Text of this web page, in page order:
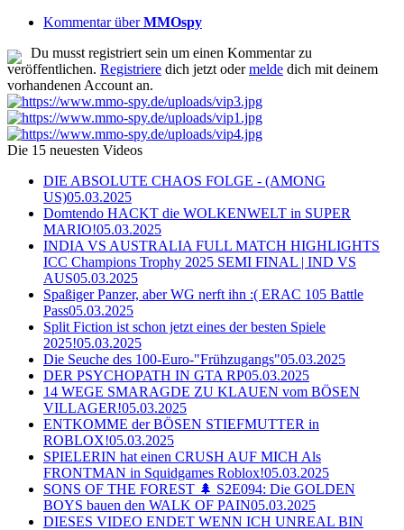
Kommentar überMMOspy
Du musst registriert sein um einen Kommentar zu
veröffentlichen. Registriere dich jetzt odermelde dich mit deinem
vorhandenen Account an.
Die 15 neuesten Videos
DIE ABSOLUTE CHAOS FOLGE - (AMONG
US)05.03.2025
Domtendo HACKT die WOLKENWELT in SUPER
MARIO!05.03.2025
INDIA VS AUSTRALIA FULL MATCH HIGHLIGHTS
ICC Champions Trophy 2025 SEMI FINAL | IND VS
AUS05.03.2025
Spaßiger Panzer, aber WG nerft ihn :( ERAC 105 Battle
Pass05.03.2025
Split Fiction ist schon jetzt eines der besten Spiele
2025!05.03.2025
Die Seuche des 100-Euro-"Frühzugangs"05.03.2025
DER PSYCHOPATH IN GTA RP05.03.2025
14 WEGE SMARAGDE ZU KLAUEN vom BÖSEN
VILLAGER!05.03.2025
ENTKOMME der BÖSEN STIEFMUTTER in
ROBLOX!05.03.2025
SPIELERIN hat einen CRUSH AUF MICH Als
FRONTMAN in Squidgames Roblox!05.03.2025
SONS OF THE FOREST 🌲 S2E094: Die GOLDEN
BOYS bauen den WALK OF PAIN05.03.2025
DIESES VIDEO ENDET WENN ICH UNREAL BIN